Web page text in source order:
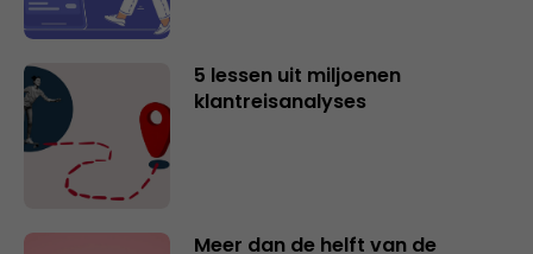
5 lessen uit miljoenen
klantreisanalyses
Meer dan de helft van de